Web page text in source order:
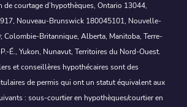
de courtage d’hypothèques, Ontario 13044,
Nouveau-Brunswick 180045101, Nouvelle-
Colombie-Britannique, Alberta, Manitoba, Terre-
É., Yukon, Nunavut, Territoires du Nord-Ouest.
et conseillères hypothécaires sont des
de permis qui ont un statut équivalent aux
: sous-courtier en hypothèques/courtier en